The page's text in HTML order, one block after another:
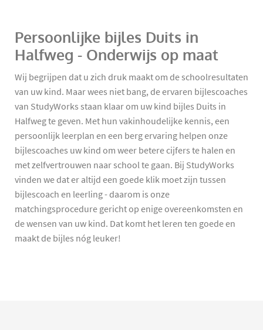
Persoonlijke bijles Duits in
Halfweg - Onderwijs op maat
Wij begrijpen dat u zich druk maakt om de schoolresultaten
van uw kind. Maar wees niet bang, de ervaren bijlescoaches
van StudyWorks staan klaar om uw kind bijles Duits in
Halfweg te geven. Met hun vakinhoudelijke kennis, een
persoonlijk leerplan en een berg ervaring helpen onze
bijlescoaches uw kind om weer betere cijfers te halen en
met zelfvertrouwen naar school te gaan. Bij StudyWorks
vinden we dat er altijd een goede klik moet zijn tussen
bijlescoach en leerling - daarom is onze
matchingsprocedure gericht op enige overeenkomsten en
de wensen van uw kind. Dat komt het leren ten goede en
maakt de bijles nóg leuker!